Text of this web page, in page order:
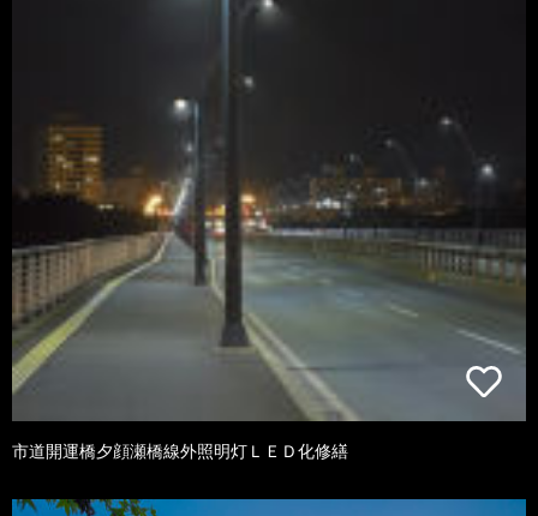
市道開運橋夕顔瀬橋線外照明灯ＬＥＤ化修繕